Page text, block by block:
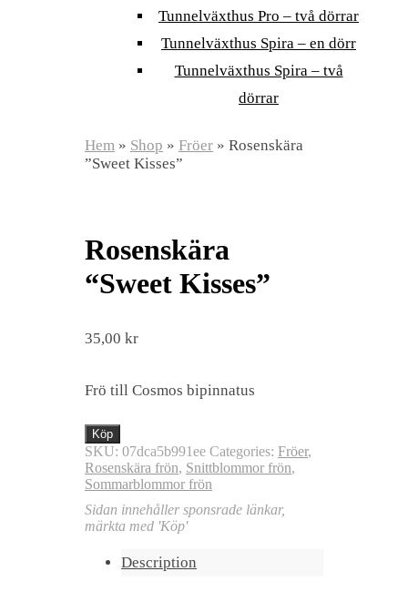
Tunnelväxthus Pro – två dörrar
Tunnelväxthus Spira – en dörr
Tunnelväxthus Spira – två
dörrar
Hem » Shop » Fröer » Rosenskära
”Sweet Kisses”
Rosenskära
“Sweet Kisses”
35,00 kr
Frö till Cosmos bipinnatus
Köp
SKU: 07dca5b991ee Categories: Fröer,
Rosenskära frön, Snittblommor frön,
Sommarblommor frön
Sidan innehåller sponsrade länkar,
märkta med 'Köp'
Description